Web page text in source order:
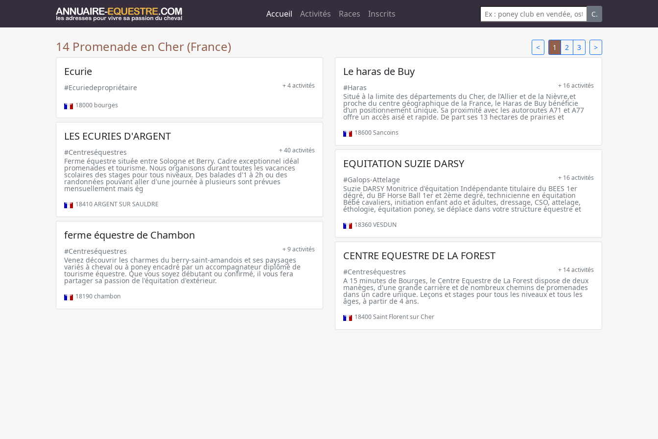
Accueil Activités Races Inscrits C.
< 1 2 3 >
14 Promenade en Cher (France)
Ecurie
#Ecuriedepropriétaire + 4 activités
18000 bourges
Le haras de Buy
#Haras + 16 activités
Situé à la limite des départements du Cher, de l’Allier et de la Nièvre,et
proche du centre géographique de la France, le Haras de Buy bénéficie
d’un positionnement unique. Sa proximité avec les autoroutes A71 et A77
offre un accès aisé et rapide. De part ses 13 hectares de prairies et
18600Sancoins
LES ECURIES D'ARGENT
#Centreséquestres + 40 activités
Ferme équestre située entre Sologne et Berry. Cadre exceptionnel idéal
promenades et tourisme. Nous organisons durant toutes les vacances
scolaires des stages pour tous niveaux. Des balades d'1 à 2h ou des
randonnées pouvant aller d'une journée à plusieurs sont prévues
mensuellement mais ég
18410ARGENT SUR SAULDRE
EQUITATION SUZIE DARSY
#Galops-Attelage + 16 activités
Suzie DARSY Monitrice d'équitation Indépendante titulaire du BEES 1er
dégré, du BF Horse Ball 1er et 2ème degré, technicienne en équitation
Bébé cavaliers, initiation enfant ado et adultes, dressage, CSO, attelage,
éthologie, équitation poney, se déplace dans votre structure équestre et
18360VESDUN
ferme équestre de Chambon
#Centreséquestres + 9 activités
Venez découvrir les charmes du berry-saint-amandois et ses paysages
variés à cheval ou à poney encadré par un accompagnateur diplômé de
tourisme équestre. Que vous soyez débutant ou confirmé, il vous fera
partager sa passion de l'équitation d'extérieur.
18190chambon
CENTRE EQUESTRE DE LA FOREST
#Centreséquestres + 14 activités
A 15 minutes de Bourges, le Centre Equestre de La Forest dispose de deux
manèges, d'une grande carrière et de nombreux chemins de promenades
dans un cadre unique. Leçons et stages pour tous les niveaux et tous les
âges, à partir de 4 ans.
18400Saint Florent sur Cher